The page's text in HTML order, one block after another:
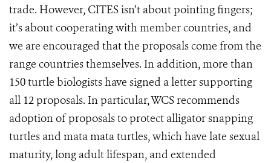
trade. However, CITES isn’t about pointing fingers;
it’s about cooperating with member countries, and
we are encouraged that the proposals come from the
range countries themselves. In addition, more than
150 turtle biologists have signed a letter supporting
all 12 proposals. In particular, WCS recommends
adoption of proposals to protect alligator snapping
turtles and mata mata turtles, which have late sexual
maturity, long adult lifespan, and extended